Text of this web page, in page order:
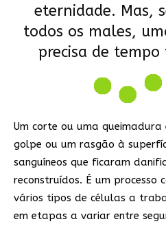
eternidade. Mas,
todos os males,
precisa de tempo
Um corte ou uma
golpe ou um rasgão à
sanguíneos que ficaram
reconstruídos. É um processo
vários tipos de células a
em etapas a variar entre